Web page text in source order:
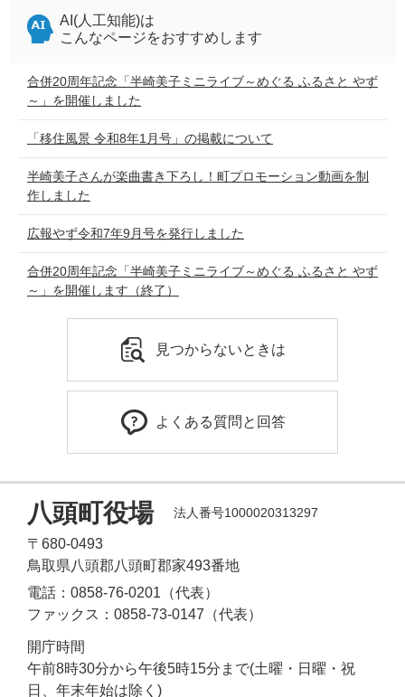
AI(人工知能)は
こんなページをおすすめします
合併20周年記念「半崎美子ミニライブ～めぐる ふるさと やず
～」を開催しました
「移住風景 令和8年1月号」の掲載について
半崎美子さんが楽曲書き下ろし！町プロモーション動画を制
作しました
広報やず令和7年9月号を発行しました
合併20周年記念「半崎美子ミニライブ～めぐる ふるさと やず
～」を開催します（終了）
見つからないときは
よくある質問と回答
八頭町役場 法人番号1000020313297
〒680-0493
鳥取県八頭郡八頭町郡家493番地
電話：0858-76-0201（代表）
ファックス：0858-73-0147（代表）
開庁時間
午前8時30分から午後5時15分まで(土曜・日曜・祝
日、年末年始は除く)